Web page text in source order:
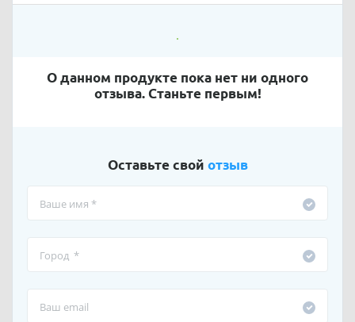
О данном продукте пока нет ни одного
отзыва. Станьте первым!
Оставьте свой отзыв